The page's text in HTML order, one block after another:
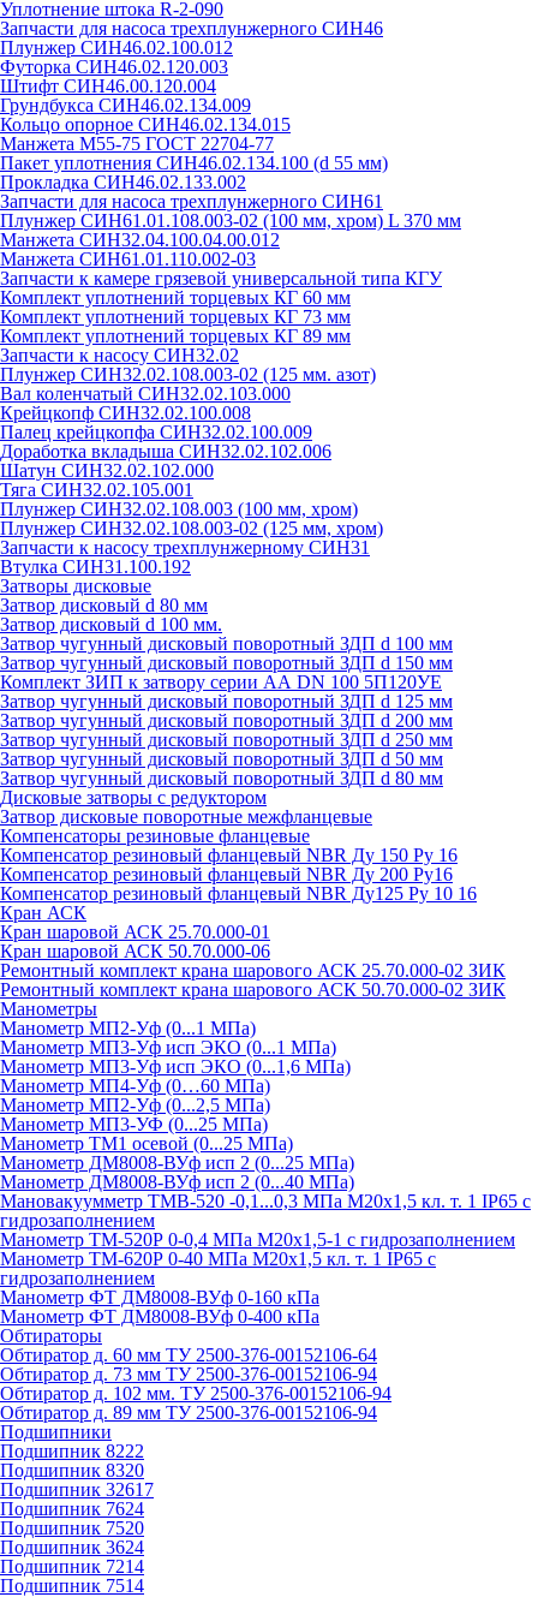
Уплотнение штока R-2-090
Запчасти для насоса трехплунжерного СИН46
Плунжер СИН46.02.100.012
Футорка СИН46.02.120.003
Штифт СИН46.00.120.004
Грундбукса СИН46.02.134.009
Кольцо опорное СИН46.02.134.015
Манжета М55-75 ГОСТ 22704-77
Пакет уплотнения СИН46.02.134.100 (d 55 мм)
Прокладка СИН46.02.133.002
Запчасти для насоса трехплунжерного СИН61
Плунжер СИН61.01.108.003-02 (100 мм, хром) L 370 мм
Манжета СИН32.04.100.04.00.012
Манжета СИН61.01.110.002-03
Запчасти к камере грязевой универсальной типа КГУ
Комплект уплотнений торцевых КГ 60 мм
Комплект уплотнений торцевых КГ 73 мм
Комплект уплотнений торцевых КГ 89 мм
Запчасти к насосу СИН32.02
Плунжер СИН32.02.108.003-02 (125 мм. азот)
Вал коленчатый СИН32.02.103.000
Крейцкопф СИН32.02.100.008
Палец крейцкопфа СИН32.02.100.009
Доработка вкладыша СИН32.02.102.006
Шатун СИН32.02.102.000
Тяга СИН32.02.105.001
Плунжер СИН32.02.108.003 (100 мм, хром)
Плунжер СИН32.02.108.003-02 (125 мм, хром)
Запчасти к насосу трехплунжерному СИН31
Втулка СИН31.100.192
Затворы дисковые
Затвор дисковый d 80 мм
Затвор дисковый d 100 мм.
Затвор чугунный дисковый поворотный ЗДП d 100 мм
Затвор чугунный дисковый поворотный ЗДП d 150 мм
Комплект ЗИП к затвору серии АА DN 100 5П120УЕ
Затвор чугунный дисковый поворотный ЗДП d 125 мм
Затвор чугунный дисковый поворотный ЗДП d 200 мм
Затвор чугунный дисковый поворотный ЗДП d 250 мм
Затвор чугунный дисковый поворотный ЗДП d 50 мм
Затвор чугунный дисковый поворотный ЗДП d 80 мм
Дисковые затворы с редуктором
Затвор дисковые поворотные межфланцевые
Компенсаторы резиновые фланцевые
Компенсатор резиновый фланцевый NBR Ду 150 Ру 16
Компенсатор резиновый фланцевый NBR Ду 200 Ру16
Компенсатор резиновый фланцевый NBR Ду125 Ру 10 16
Кран АСК
Кран шаровой АСК 25.70.000-01
Кран шаровой АСК 50.70.000-06
Ремонтный комплект крана шарового АСК 25.70.000-02 ЗИК
Ремонтный комплект крана шарового АСК 50.70.000-02 ЗИК
Манометры
Манометр МП2-Уф (0...1 МПа)
Манометр МП3-Уф исп ЭКО (0...1 МПа)
Манометр МП3-Уф исп ЭКО (0...1,6 МПа)
Манометр МП4-Уф (0…60 МПа)
Манометр МП2-Уф (0...2,5 МПа)
Манометр МП3-УФ (0...25 МПа)
Манометр ТМ1 осевой (0...25 МПа)
Манометр ДМ8008-ВУф исп 2 (0...25 МПа)
Манометр ДМ8008-ВУф исп 2 (0...40 МПа)
Мановакуумметр ТМВ-520 -0,1...0,3 МПа М20х1,5 кл. т. 1 IP65 c
гидрозаполнением
Манометр ТМ-520Р 0-0,4 МПа М20х1,5-1 c гидрозаполнением
Манометр ТМ-620Р 0-40 МПа М20х1,5 кл. т. 1 IP65 c
гидрозаполнением
Манометр ФТ ДМ8008-ВУф 0-160 кПа
Манометр ФТ ДМ8008-ВУф 0-400 кПа
Обтираторы
Обтиратор д. 60 мм ТУ 2500-376-00152106-64
Обтиратор д. 73 мм ТУ 2500-376-00152106-94
Обтиратор д. 102 мм. ТУ 2500-376-00152106-94
Обтиратор д. 89 мм ТУ 2500-376-00152106-94
Подшипники
Подшипник 8222
Подшипник 8320
Подшипник 32617
Подшипник 7624
Подшипник 7520
Подшипник 3624
Подшипник 7214
Подшипник 7514